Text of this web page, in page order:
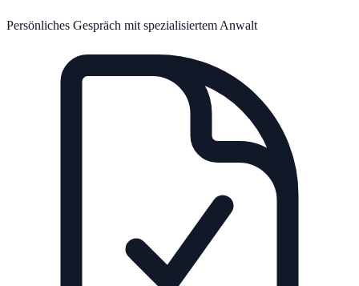
Persönliches Gespräch mit spezialisiertem Anwalt